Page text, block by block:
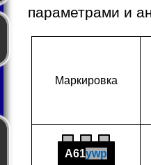
параметрами и
Мар­ки­ров­ка
A61ywp